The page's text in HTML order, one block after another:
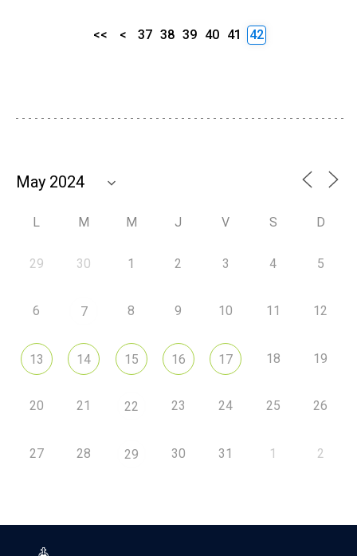
<< < 37 38 39 40 41 42
L M M J V S D
29 30 1 2 3 4 5
6 7 8 9 10 11 12
13 14 15 16 17 18 19
20 21 22 23 24 25 26
27 28 29 30 31 1 2